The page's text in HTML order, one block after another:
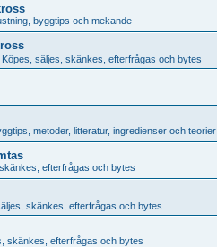
byggtips och mekande
Köpes, säljes, skänkes, efterfrågas och bytes
metoder, litteratur, ingredienser och teorier
efterfrågas och bytes
skänkes, efterfrågas och bytes
skänkes, efterfrågas och bytes